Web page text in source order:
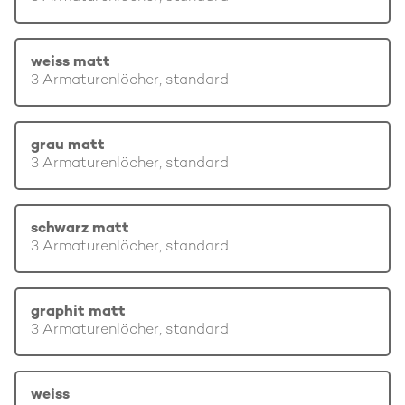
weiss matt
3 Armaturenlöcher, standard
grau matt
3 Armaturenlöcher, standard
schwarz matt
3 Armaturenlöcher, standard
graphit matt
3 Armaturenlöcher, standard
weiss